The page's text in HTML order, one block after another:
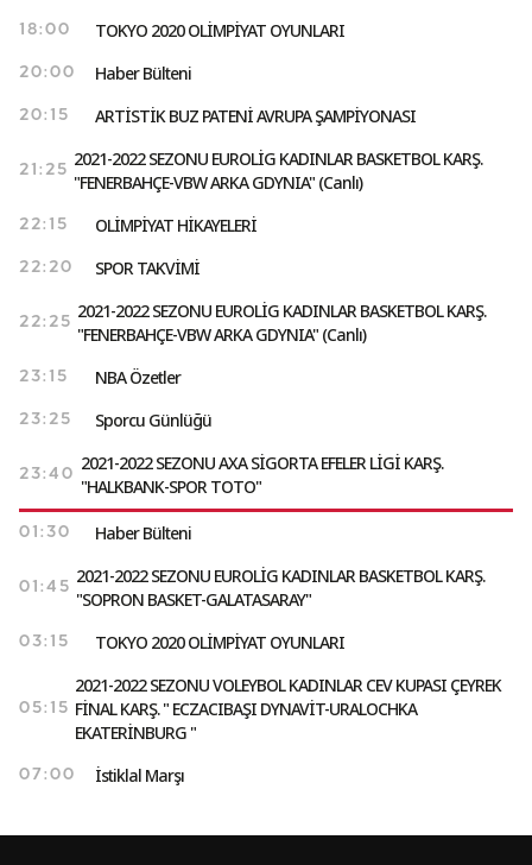
18:00 TOKYO 2020 OLİMPİYAT OYUNLARI
20:00 Haber Bülteni
20:15 ARTİSTİK BUZ PATENİ AVRUPA ŞAMPİYONASI
21:25
2021-2022 SEZONU EUROLİG KADINLAR BASKETBOL KARŞ.
"FENERBAHÇE-VBW ARKA GDYNIA" (Canlı)
22:15 OLİMPİYAT HİKAYELERİ
22:20 SPOR TAKVİMİ
22:25
2021-2022 SEZONU EUROLİG KADINLAR BASKETBOL KARŞ.
"FENERBAHÇE-VBW ARKA GDYNIA" (Canlı)
23:15 NBA Özetler
23:25 Sporcu Günlüğü
23:40
2021-2022 SEZONU AXA SİGORTA EFELER LİGİ KARŞ.
"HALKBANK-SPOR TOTO"
01:30 Haber Bülteni
01:45
2021-2022 SEZONU EUROLİG KADINLAR BASKETBOL KARŞ.
"SOPRON BASKET-GALATASARAY"
03:15 TOKYO 2020 OLİMPİYAT OYUNLARI
05:15
2021-2022 SEZONU VOLEYBOL KADINLAR CEV KUPASI ÇEYREK
FİNAL KARŞ. " ECZACIBAŞI DYNAVİT-URALOCHKA
EKATERİNBURG "
07:00 İstiklal Marşı